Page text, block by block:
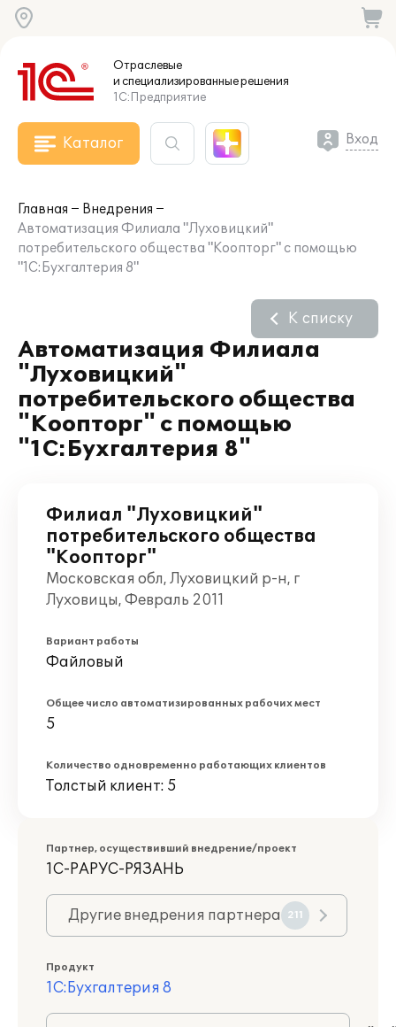
Отраслевые
и специализированныерешения
1С:Предприятие
Каталог Вход
Главная
Внедрения
Автоматизация Филиала "Луховицкий"
потребительского общества "Коопторг" с помощью
"1С:Бухгалтерия 8"
Автоматизация Филиала
"Луховицкий"
потребительского общества
"Коопторг" с помощью
"1С:Бухгалтерия 8"
К списку
Филиал "Луховицкий"
потребительского общества
"Коопторг"
Московская обл, Луховицкий р-н, г
Луховицы, Февраль 2011
Вариант работы
Файловый
Общее число автоматизированных рабочих мест
5
Количество одновременно работающих клиентов
Толстый клиент: 5
Партнер, осуществивший внедрение/проект
1С-РАРУС-РЯЗАНЬ
Другие внедрения партнера 211
Продукт
1С:Бухгалтерия 8